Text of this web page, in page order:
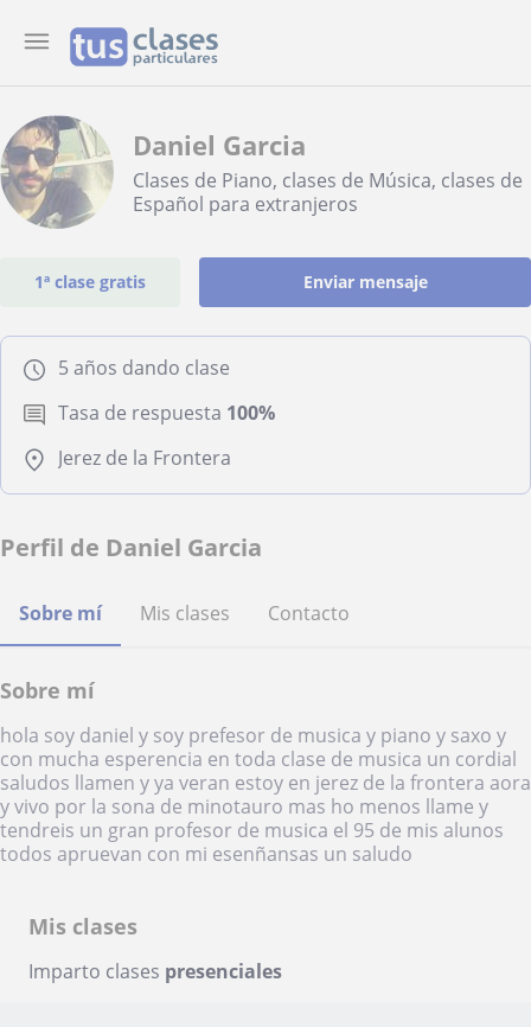
Daniel Garcia
Clases de Piano, clases de Música, clases de
Español para extranjeros
1ª clase gratis Enviar mensaje
5 años dando clase
Tasa de respuesta 100%
Jerez de la Frontera
Perfil de Daniel Garcia
Sobre mí Mis clases Contacto
Sobre mí
hola soy daniel y soy prefesor de musica y piano y saxo y
con mucha esperencia en toda clase de musica un cordial
saludos llamen y ya veran estoy en jerez de la frontera aora
y vivo por la sona de minotauro mas ho menos llame y
tendreis un gran profesor de musica el 95 de mis alunos
todos apruevan con mi esenñansas un saludo
Mis clases
Imparto clases presenciales